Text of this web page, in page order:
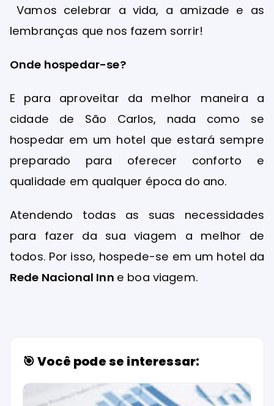
Vamos celebrar a vida, a amizade e as
lembranças que nos fazem sorrir!
Onde hospedar-se?
E para aproveitar da melhor maneira a
cidade de São Carlos, nada como se
hospedar em um hotel que estará sempre
preparado para oferecer conforto e
qualidade em qualquer época do ano.
Atendendo todas as suas necessidades
para fazer da sua viagem a melhor de
todos. Por isso, hospede-se em um hotel da
Rede Nacional Inn e boa viagem.
🎯 Você pode se interessar: